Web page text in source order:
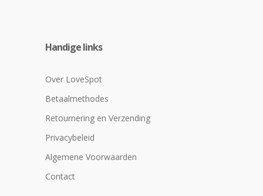
Handige links
Over LoveSpot
Betaalmethodes
Retournering en Verzending
Privacybeleid
Algemene Voorwaarden
Contact